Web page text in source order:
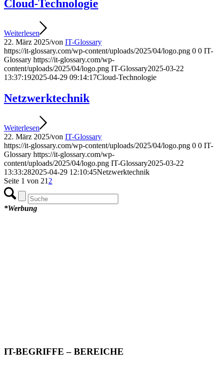
Cloud-Technologie
Weiterlesen
22. März 2025/von IT-Glossary
https://it-glossary.com/wp-content/uploads/2025/04/logo.png 0 0 IT-
Glossary https://it-glossary.com/wp-
content/uploads/2025/04/logo.png IT-Glossary2025-03-22
13:37:192025-04-29 09:14:17Cloud-Technologie
Netzwerktechnik
Weiterlesen
22. März 2025/von IT-Glossary
https://it-glossary.com/wp-content/uploads/2025/04/logo.png 0 0 IT-
Glossary https://it-glossary.com/wp-
content/uploads/2025/04/logo.png IT-Glossary2025-03-22
13:33:282025-04-29 12:10:45Netzwerktechnik
Seite 1 von 21 2
*Werbung
IT-BEGRIFFE – BEREICHE